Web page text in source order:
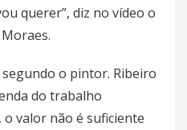
querer”, diz no vídeo o
o pintor. Ribeiro
do trabalho
valor não é suficiente